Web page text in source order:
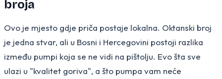
broja
Ovo je mjesto gdje priča postaje lokalna. Oktanski broj
je jedna stvar, ali u Bosni i Hercegovini postoji razlika
između pumpi koja se ne vidi na pištolju. Evo šta sve
ulazi u "kvalitet goriva", a što pumpa vam neće